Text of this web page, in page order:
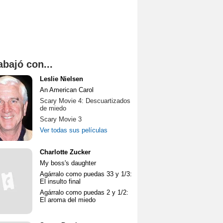
con...
Leslie Nielsen
An American Carol
Scary Movie 4: Descuartizados
de miedo
Scary Movie 3
Ver todas sus películas
Charlotte Zucker
My boss's daughter
Agárralo como puedas 33 y 1/3:
El insulto final
Agárralo como puedas 2 y 1/2:
El aroma del miedo